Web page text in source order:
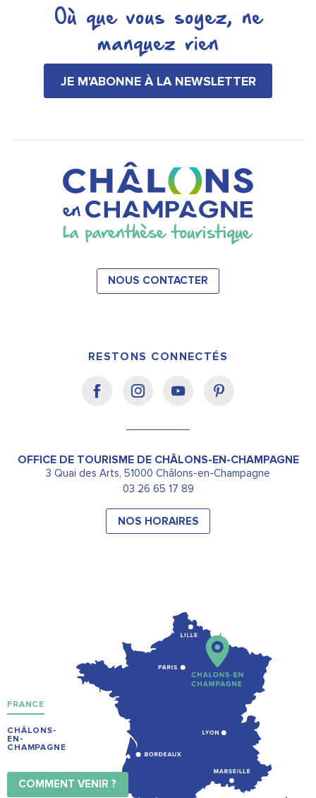
Où que vous soyez, ne
manquez rien
JE M'ABONNE À LA NEWSLETTER
NOUS CONTACTER
RESTONS CONNECTÉS
OFFICE DE TOURISME DE CHÂLONS-EN-CHAMPAGNE
3 Quai des Arts, 51000 Châlons-en-Champagne
03 26 65 17 89
NOS HORAIRES
FRANCE
CHÂLONS-
EN-
CHAMPAGNE
COMMENT VENIR ?